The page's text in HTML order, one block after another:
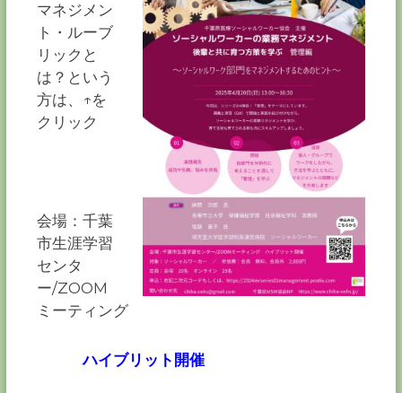
る
千
葉
の
力
－
マネジメン
ト・ルーブ
リックと
は？という
方は、↑を
クリック
会場：千葉
市生涯学習
センタ
ー/ZOOM
ミーティング
ハイブリット開催